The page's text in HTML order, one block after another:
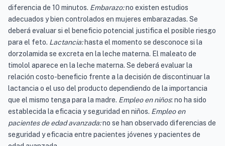
diferencia de 10 minutos. Embarazo:no existen estudios
adecuados y bien controlados en mujeres embarazadas. Se
deberá evaluar si el beneficio potencial justifica el posible riesgo
para el feto. Lactancia:hasta el momento se desconoce si la
dorzolamida se excreta en la leche materna. El maleato de
timolol aparece en la leche materna. Se deberá evaluar la
relación costo-beneficio frente a la decisión de discontinuar la
lactancia o el uso del producto dependiendo de la importancia
que el mismo tenga para la madre. Empleo en niños: no ha sido
establecida la eficacia y seguridad en niños. Empleo en
pacientes de edad avanzada:no se han observado diferencias de
seguridad y eficacia entre pacientes jóvenes y pacientes de